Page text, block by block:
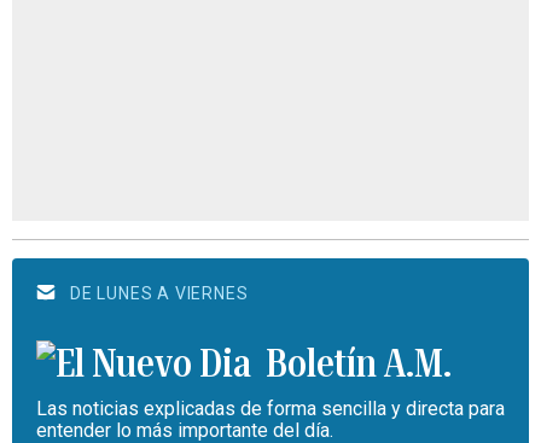
DE LUNES A VIERNES
Boletín A.M.
Las noticias explicadas de forma sencilla y directa para
entender lo más importante del día.